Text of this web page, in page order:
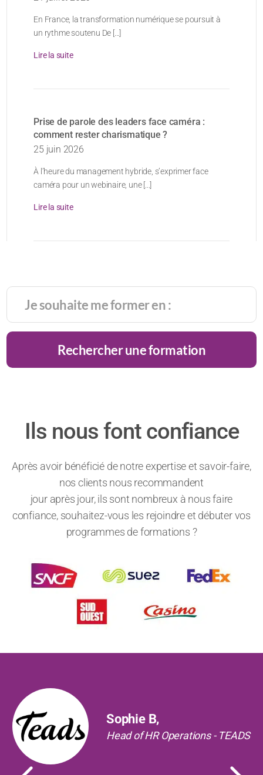
En France, la transformation numérique se poursuit à
un rythme soutenu De [...]
Lire la suite
Prise de parole des leaders face caméra :
comment rester charismatique ?
25 juin 2026
À l’heure du management hybride, s’exprimer face
caméra pour un webinaire, une [...]
Lire la suite
Rechercher une formation
Ils nous font confiance
Après avoir bénéficié de notre expertise et savoir-faire,
nos clients nous recommandent
jour après jour, ils sont nombreux à nous faire
confiance, souhaitez-vous les rejoindre et débuter vos
programmes de formations ?
Sophie B,
Head of HR Operations - TEADS